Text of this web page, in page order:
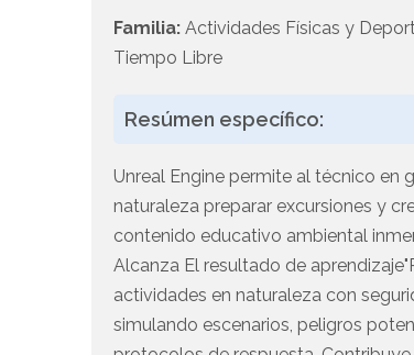
Familia: Actividades Físicas y
Tiempo Libre
Resúmen específico:
Unreal Engine permite al técnico en
naturaleza preparar excursiones y
contenido educativo ambiental
Alcanza El resultado de
actividades en naturaleza con
simulando escenarios, peligros